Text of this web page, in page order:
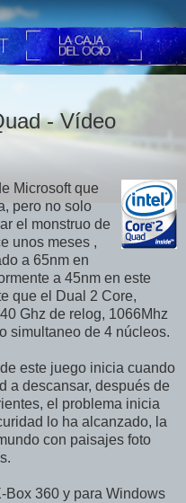
- Vídeo
Microsoft que
pero no solo
el monstruo de
unos meses ,
a 65nm en
a 45nm en este
que el Dual 2 Core,
Ghz de relog, 1066Mhz
simultaneo de 4 núcleos.
este juego inicia cuando
a descansar, después de
el problema inicia
lo ha alcanzado, la
con paisajes foto
Box 360 y para Windows